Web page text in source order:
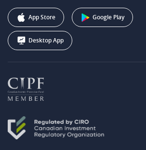
Webull Corporation
+1 (888) 228-0958
App Store Google Play
Desktop App